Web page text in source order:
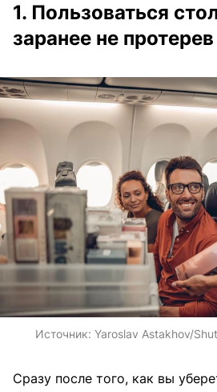
1. Пользоваться
заранее не протерев
Источник: Yaroslav Astakhov/
Сразу после того, как вы